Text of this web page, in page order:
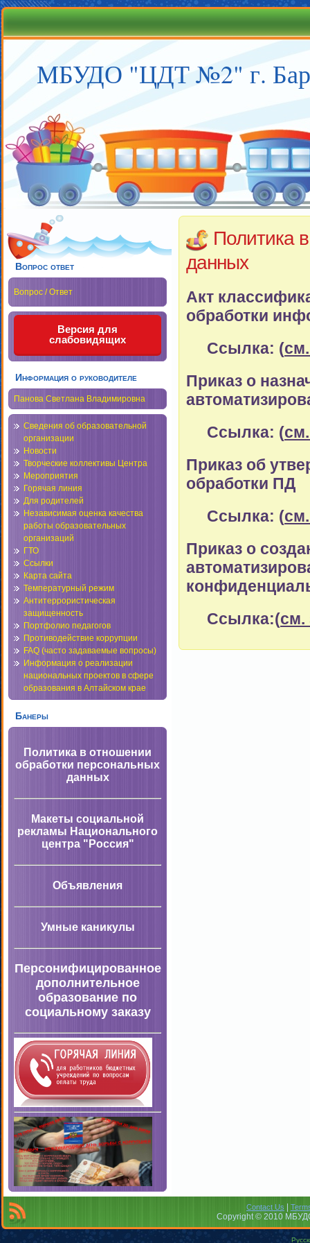
МБУДО "ЦДТ №2" г.
Вопрос ответ
Вопрос / Ответ
Версия для
слабовидящих
Информация о руководителе
Панова Светлана Владимировна
Сведения об образовательной
организации
Новости
Творческие коллективы Центра
Мероприятия
Горячая линия
Для родителей
Независимая оценка качества
работы образовательных
организаций
ГТО
Ссылки
Карта сайта
Температурный режим
Антитеррористическая
защищенность
Портфолио педагогов
Противодействие коррупции
FAQ (часто задаваемые вопросы)
Информация о реализации
национальных проектов в сфере
образования в Алтайском крае
Банеры
Политика в отношении
обработки персональных
данных
Макеты социальной
рекламы Национального
центра "Россия"
Объявления
Умные каникулы
Персонифицированное
дополнительное
образование по
социальному заказу
Политика
данных
Акт
обработки
Ссылка: (
Приказ о
Ссылка: (
Приказ об
обработки ПД
Ссылка: (
Приказ о
Ссылка:(см.
Contact Us
Copyright © 2010